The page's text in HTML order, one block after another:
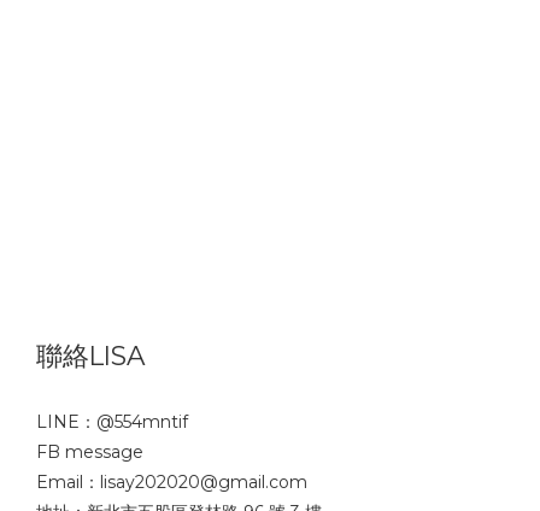
聯絡LISA
LINE： @554mntif
FB message
Email：lisay202020@gmail.com